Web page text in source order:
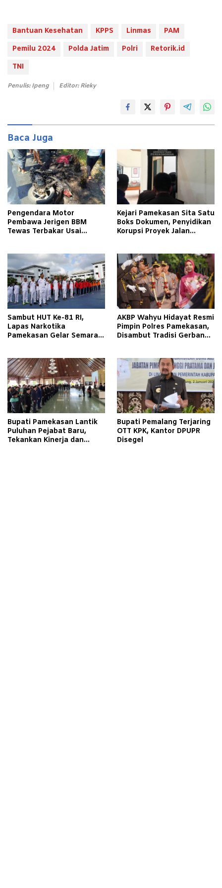
Bantuan Kesehatan KPPS Linmas
PAM
Pemilu 2024
Polda Jatim Polri
Retorik.id
TNI
Penulis: Ipeng Editor: Rieky
Baca Juga
Pengendara Motor
Pembawa Jerigen BBM
Tewas Terbakar Usai
Pamekasan
Kejari Pamekasan Sita Satu
Boks Dokumen, Penyidikan
Korupsi Proyek Jalan
Sambut HUT Ke-81 RI,
Lapas Narkotika
Pamekasan Gelar Semarak
AKBP Wahyu Hidayat Resmi
Pimpin Polres Pamekasan,
Disambut Tradisi Gerbang
Bupati Pamekasan Lantik
Puluhan Pejabat Baru,
Tekankan Kinerja dan
Bupati Pemalang Terjaring
OTT KPK, Kantor DPUPR
Disegel